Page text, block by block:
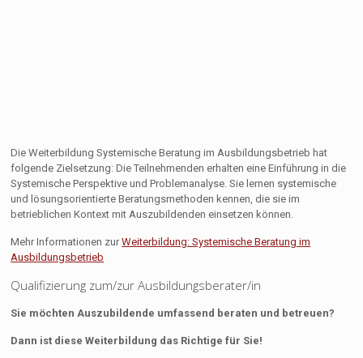
Die Weiterbildung Systemische Beratung im Ausbildungsbetrieb hat
folgende Zielsetzung: Die Teilnehmenden erhalten eine Einführung in die
Systemische Perspektive und Problemanalyse. Sie lernen systemische
und lösungsorientierte Beratungsmethoden kennen, die sie im
betrieblichen Kontext mit Auszubildenden einsetzen können.
Mehr Informationen zurWeiterbildung: Systemische Beratung im
Ausbildungsbetrieb
Qualifizierung zum/zur Ausbildungsberater/in
Sie möchten Auszubildende umfassend beraten und betreuen?
Dann ist diese Weiterbildung das Richtige für Sie!